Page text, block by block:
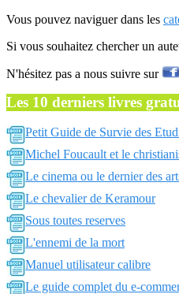
Vous pouvez naviguer dans les
Si vous souhaitez chercher un
N'hésitez pas a nous suivre sur
Les 10 derniers livres
Petit Guide de Survie des
Michel Foucault et le
Le cinema ou le dernier des
Le chevalier de Keramour
Sous toutes reserves
L'ennemi de la mort
Manuel utilisateur calibre
Le guide complet du e-